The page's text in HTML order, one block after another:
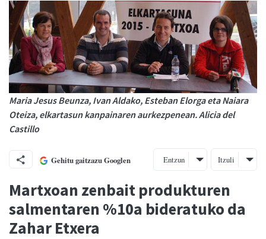
Maria Jesus Beunza, Ivan Aldako, Esteban Elorga eta Naiara
Oteiza, elkartasun kanpainaren aurkezpenean. Alicia del
Castillo
Gehitu gaitzazu Googlen Entzun Itzuli
Martxoan zenbait produkturen
salmentaren %10a bideratuko da
Zahar Etxera